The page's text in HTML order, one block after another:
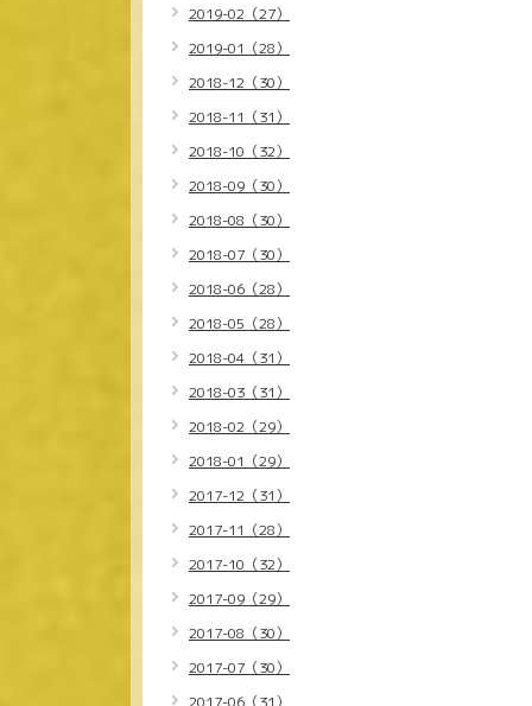
2019-02（27）
2019-01（28）
2018-12（30）
2018-11（31）
2018-10（32）
2018-09（30）
2018-08（30）
2018-07（30）
2018-06（28）
2018-05（28）
2018-04（31）
2018-03（31）
2018-02（29）
2018-01（29）
2017-12（31）
2017-11（28）
2017-10（32）
2017-09（29）
2017-08（30）
2017-07（30）
2017-06（31）